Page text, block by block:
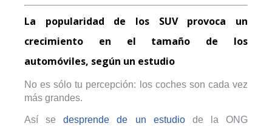
La popularidad de los SUV provoca un
crecimiento en el tamaño de los
automóviles, según un estudio
No es sólo tu percepción: los coches son cada vez
más grandes.
Así sedesprende de un estudiode la ONG